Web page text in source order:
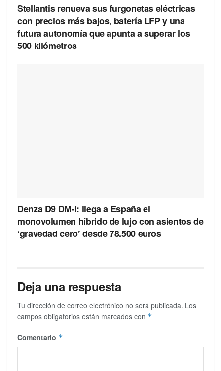
Stellantis renueva sus furgonetas eléctricas
con precios más bajos, batería LFP y una
futura autonomía que apunta a superar los
500 kilómetros
Denza D9 DM-I: llega a España el
monovolumen híbrido de lujo con asientos de
‘gravedad cero’ desde 78.500 euros
Deja una respuesta
Tu dirección de correo electrónico no será publicada. Los
campos obligatorios están marcados con *
Comentario *